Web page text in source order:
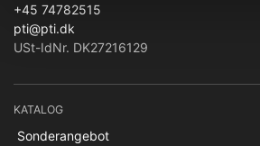
+45 74782515
pti@pti.dk
USt-IdNr. DK27216129
KATALOG
Sonderangebot